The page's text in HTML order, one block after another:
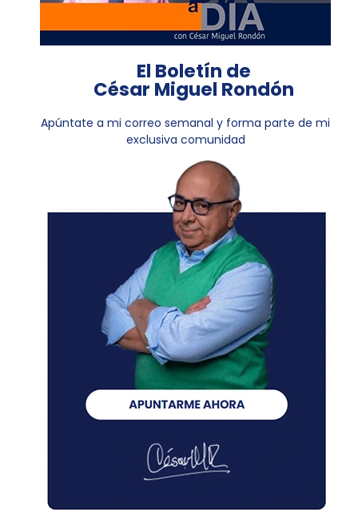
El Boletín de
César Miguel Rondón
Apúntate a mi correo semanal y forma parte de mi
exclusiva comunidad